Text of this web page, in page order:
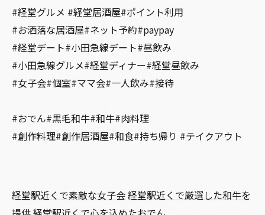
#経堂グルメ #経堂居酒屋#ポイント利用
#お洒落な居酒屋#ネット予約#paypay
#経堂デート#小田急線デート#昼飲み
#小田急線グルメ#経堂ディナー#経堂昼飲み
#女子会#個室#ママ会#一人飲み#接待
#おでん#黒毛和牛#和牛#肉料理
#創作料理#創作居酒屋#和食#持ち帰り #テイクアウト
経堂駅近くで素敵な女子会経堂駅近くで厳選した和牛を